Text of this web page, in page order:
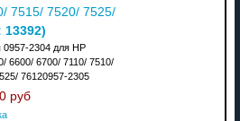
7515/ 7520/ 7525/
13392)
0957-2304 для HP
6600/ 6700/ 7110/ 7510/
76120957-2305
руб